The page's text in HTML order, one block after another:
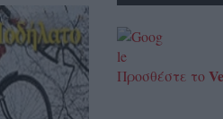
Προσθέστε το